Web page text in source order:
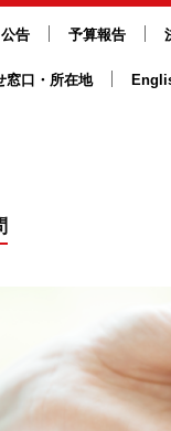
公告 予算報告
窓口・所在地